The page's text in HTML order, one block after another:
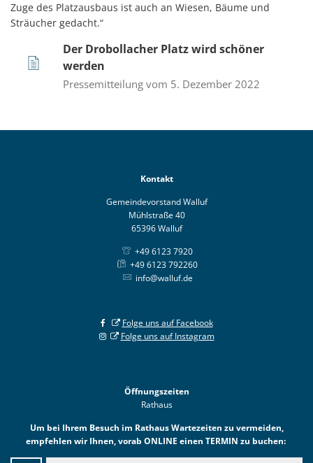
Zuge des Platzausbaus ist auch an Wiesen, Bäume und
Sträucher gedacht.“
Der Drobollacher Platz wird schöner
werden
Pressemitteilung vom 5. Dezember 2022
Kontakt
Gemeindevorstand Walluf
Mühlstraße 40
65396 Walluf
+49 6123 7920
+49 6123 792260
info@walluf.de
Folge uns auf Facebook
Folge uns auf Instagram
Öffnungszeiten
Rathaus
Um bei Ihrem Besuch im Rathaus Wartezeiten zu vermeiden,
empfehlen wir Ihnen, vorab ONLINE einen TERMIN zu buchen: